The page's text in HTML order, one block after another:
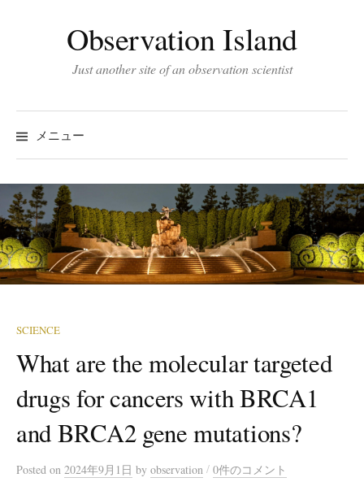
ス
キ
ッ
プ
Observation Island
Just another site of an observation scientist
メニュー
SCIENCE
What are the molecular targeted
drugs for cancers with BRCA1
and BRCA2 gene mutations?
Posted on 2024年9月1日 by observation / 0件のコメント